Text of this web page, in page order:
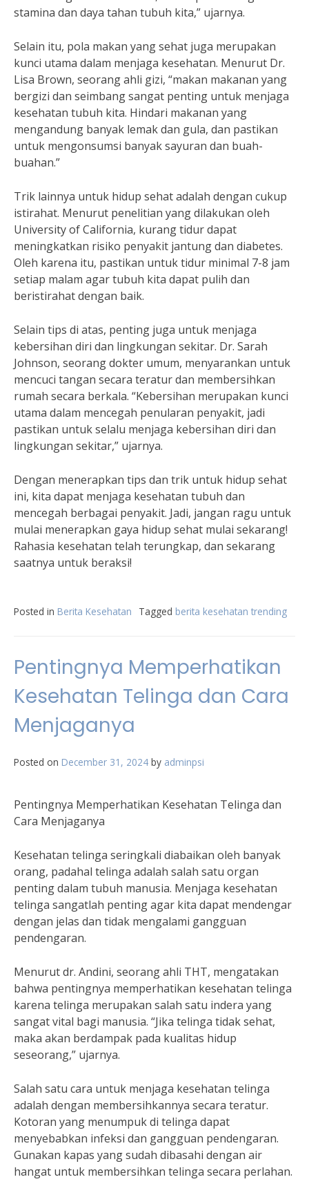
stamina dan daya tahan tubuh kita,” ujarnya.
Selain itu, pola makan yang sehat juga merupakan
kunci utama dalam menjaga kesehatan. Menurut Dr.
Lisa Brown, seorang ahli gizi, “makan makanan yang
bergizi dan seimbang sangat penting untuk menjaga
kesehatan tubuh kita. Hindari makanan yang
mengandung banyak lemak dan gula, dan pastikan
untuk mengonsumsi banyak sayuran dan buah-
buahan.”
Trik lainnya untuk hidup sehat adalah dengan cukup
istirahat. Menurut penelitian yang dilakukan oleh
University of California, kurang tidur dapat
meningkatkan risiko penyakit jantung dan diabetes.
Oleh karena itu, pastikan untuk tidur minimal 7-8 jam
setiap malam agar tubuh kita dapat pulih dan
beristirahat dengan baik.
Selain tips di atas, penting juga untuk menjaga
kebersihan diri dan lingkungan sekitar. Dr. Sarah
Johnson, seorang dokter umum, menyarankan untuk
mencuci tangan secara teratur dan membersihkan
rumah secara berkala. “Kebersihan merupakan kunci
utama dalam mencegah penularan penyakit, jadi
pastikan untuk selalu menjaga kebersihan diri dan
lingkungan sekitar,” ujarnya.
Dengan menerapkan tips dan trik untuk hidup sehat
ini, kita dapat menjaga kesehatan tubuh dan
mencegah berbagai penyakit. Jadi, jangan ragu untuk
mulai menerapkan gaya hidup sehat mulai sekarang!
Rahasia kesehatan telah terungkap, dan sekarang
saatnya untuk beraksi!
Posted in Berita Kesehatan Tagged berita kesehatan trending
Pentingnya Memperhatikan
Kesehatan Telinga dan Cara
Menjaganya
Posted on December 31, 2024 by adminpsi
Pentingnya Memperhatikan Kesehatan Telinga dan
Cara Menjaganya
Kesehatan telinga seringkali diabaikan oleh banyak
orang, padahal telinga adalah salah satu organ
penting dalam tubuh manusia. Menjaga kesehatan
telinga sangatlah penting agar kita dapat mendengar
dengan jelas dan tidak mengalami gangguan
pendengaran.
Menurut dr. Andini, seorang ahli THT, mengatakan
bahwa pentingnya memperhatikan kesehatan telinga
karena telinga merupakan salah satu indera yang
sangat vital bagi manusia. “Jika telinga tidak sehat,
maka akan berdampak pada kualitas hidup
seseorang,” ujarnya.
Salah satu cara untuk menjaga kesehatan telinga
adalah dengan membersihkannya secara teratur.
Kotoran yang menumpuk di telinga dapat
menyebabkan infeksi dan gangguan pendengaran.
Gunakan kapas yang sudah dibasahi dengan air
hangat untuk membersihkan telinga secara perlahan.